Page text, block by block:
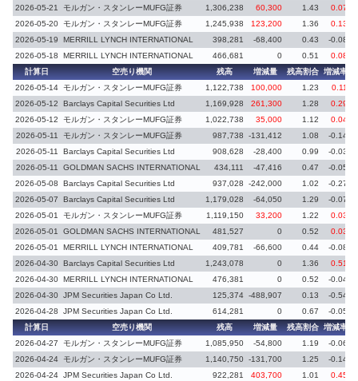
2026-05-21
モルガン・スタンレーMUFG証券 1,306,238 60,300 1.43
0.07
2026-05-20 モルガン・スタンレーMUFG証券 1,245,938 123,200 1.36
0.13
2026-05-19
MERRILL LYNCH INTERNATIONAL 398,281 -68,400 0.43 -0.08
2026-05-18 MERRILL LYNCH INTERNATIONAL 466,681 0 0.51 0.08
計算日 空売り機関 残高 増減量 残高割合 増減率
2026-05-14 モルガン・スタンレーMUFG証券 1,122,738 100,000 1.23
0.11
2026-05-12
Barclays Capital Securities Ltd 1,169,928 261,300 1.28
0.29
2026-05-12
モルガン・スタンレーMUFG証券 1,022,738 35,000 1.12
0.04
2026-05-11
モルガン・スタンレーMUFG証券 987,738 -131,412 1.08
-0.14
2026-05-11
Barclays Capital Securities Ltd 908,628 -28,400 0.99
-0.03
2026-05-11
GOLDMAN SACHS INTERNATIONAL 434,111 -47,416 0.47 -0.05
2026-05-08 Barclays Capital Securities Ltd 937,028 -242,000 1.02
-0.27
2026-05-07
Barclays Capital Securities Ltd 1,179,028 -64,050 1.29
-0.07
2026-05-01
モルガン・スタンレーMUFG証券 1,119,150 33,200 1.22
0.03
2026-05-01
GOLDMAN SACHS INTERNATIONAL 481,527 0 0.52 0.03
2026-05-01 MERRILL LYNCH INTERNATIONAL 409,781 -66,600 0.44 -0.08
2026-04-30 Barclays Capital Securities Ltd 1,243,078 0 1.36
0.51
2026-04-30 MERRILL LYNCH INTERNATIONAL 476,381 0 0.52
-0.04
2026-04-30 JPM Securities Japan Co Ltd. 125,374 -488,907 0.13 -0.54
2026-04-28 JPM Securities Japan Co Ltd. 614,281 0 0.67
-0.05
計算日
空売り機関 残高 増減量 残高割合 増減率
2026-04-27
モルガン・スタンレーMUFG証券 1,085,950 -54,800 1.19
-0.06
2026-04-24 モルガン・スタンレーMUFG証券 1,140,750 -131,700 1.25
-0.14
2026-04-24 JPM Securities Japan Co Ltd. 922,281 403,700 1.01
0.45